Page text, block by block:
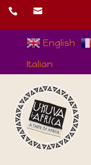
 
English
Italian